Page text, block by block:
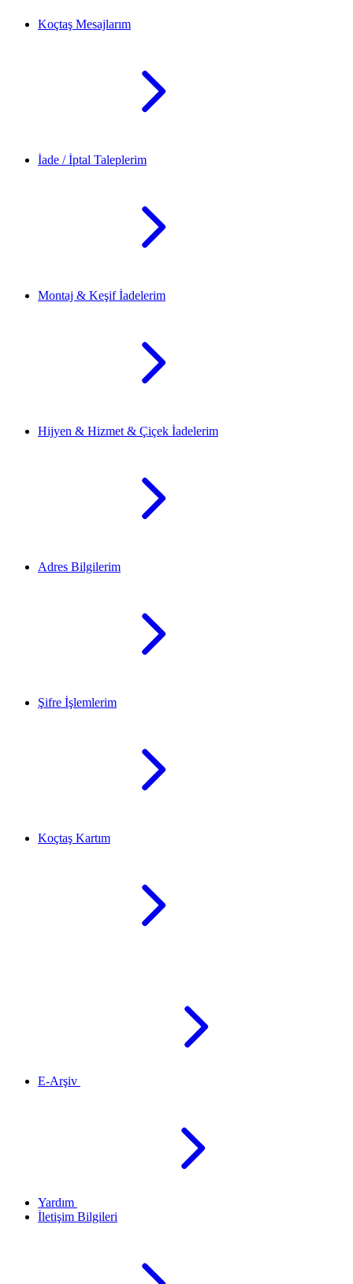
Koçtaş Mesajlarım
İade / İptal Taleplerim
Montaj & Keşif İadelerim
Hijyen & Hizmet & Çiçek İadelerim
Adres Bilgilerim
Şifre İşlemlerim
Koçtaş Kartım
E-Arşiv
Yardım
İletişim Bilgileri